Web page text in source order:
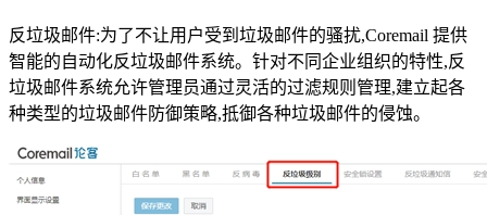
反垃圾邮件:为了不让用户受到垃圾邮件的骚扰,Coremail 提供
智能的自动化反垃圾邮件系统。针对不同企业组织的特性,反
垃圾邮件系统允许管理员通过灵活的过滤规则管理,建立起各
种类型的垃圾邮件防御策略,抵御各种垃圾邮件的侵蚀。